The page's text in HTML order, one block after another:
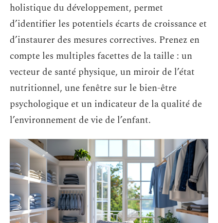
holistique du développement, permet
d’identifier les potentiels écarts de croissance et
d’instaurer des mesures correctives. Prenez en
compte les multiples facettes de la taille : un
vecteur de santé physique, un miroir de l’état
nutritionnel, une fenêtre sur le bien-être
psychologique et un indicateur de la qualité de
l’environnement de vie de l’enfant.